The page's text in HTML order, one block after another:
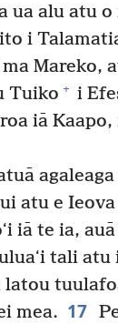
ua alu atu
i
Mareko,
Tuiko + i
iā Kaapo,
atu e Ieova
iā te ia,
tali
latou
mea. 17